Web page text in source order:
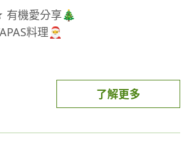
是膠原蛋白……
白、蛋白聚醣，是打造亮麗美妍的
才能輕鬆保持亮麗好氣色，調節生理
，展現妳的自信美好。
機愛分享🎄
料理🎅
橄欖油 、海鮮、雞蛋
菜餚
了解更多